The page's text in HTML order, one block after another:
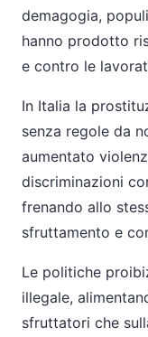
demagogia,
hanno prodotto
e contro le
In Italia la
senza regole da
aumentato
discriminazioni
frenando allo
sfruttamento e
Le politiche
illegale,
sfruttatori che